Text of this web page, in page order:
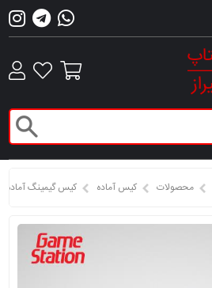
محصولات کیس آماده کیس گیمینگ آماده H610-I5 12400F-16 GB 3200-1TB SSD-8GB RTX 5060